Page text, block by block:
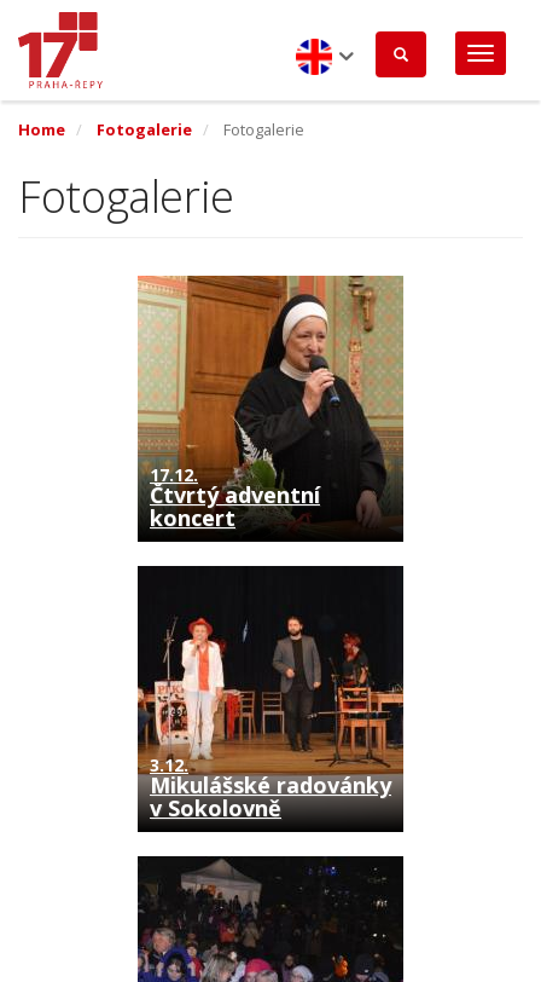
to
content
English
Home
Fotogalerie Fotogalerie
Fotogalerie
17.12.
Čtvrtý adventní
koncert
3.12.
Mikulášské radovánky
v Sokolovně